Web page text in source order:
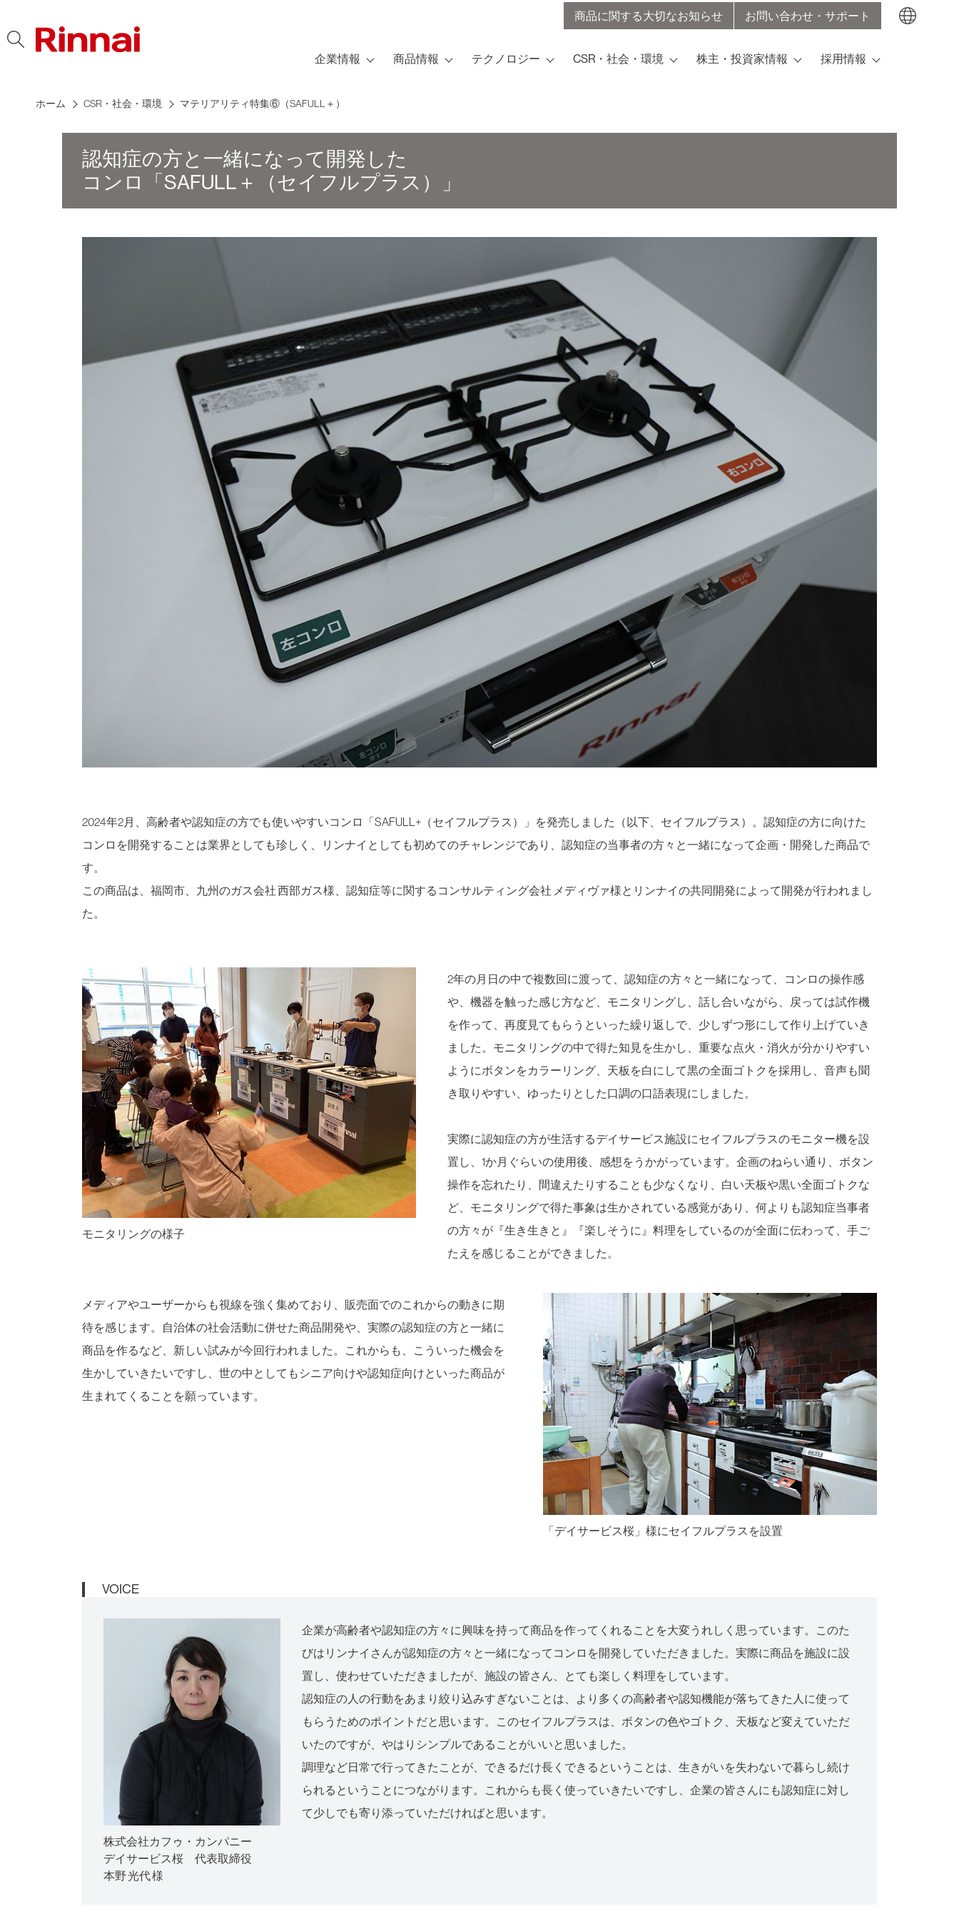
商品に関する大切なお知らせ お問い合わせ・サポート
企業情報 商品情報 テクノロジー CSR・社会・環境 株主・投資家情報 採用情報
ホーム CSR・社会・環境 マテリアリティ特集⑥（SAFULL＋）
認知症の方と一緒になって開発した
コンロ「SAFULL＋（セイフルプラス）」
2024年2月、高齢者や認知症の方でも使いやすいコンロ「SAFULL+（セイフルプラス）」を発売しました（以下、セイフルプラス）。認知症の方に向けた
コンロを開発することは業界としても珍しく、リンナイとしても初めてのチャレンジであり、認知症の当事者の方々と一緒になって企画・開発した商品で
す。
この商品は、福岡市、九州のガス会社 西部ガス様、認知症等に関するコンサルティング会社 メディヴァ様とリンナイの共同開発によって開発が行われまし
た。
2年の月日の中で複数回に渡って、認知症の方々と一緒になって、コンロの操作感
や、機器を触った感じ方など、モニタリングし、話し合いながら、戻っては試作機
を作って、再度見てもらうといった繰り返しで、少しずつ形にして作り上げていき
ました。モニタリングの中で得た知見を生かし、重要な点火・消火が分かりやすい
ようにボタンをカラーリング、天板を白にして黒の全面ゴトクを採用し、音声も聞
き取りやすい、ゆったりとした口調の口語表現にしました。
実際に認知症の方が生活するデイサービス施設にセイフルプラスのモニター機を設
置し、1か月ぐらいの使用後、感想をうかがっています。企画のねらい通り、ボタン
操作を忘れたり、間違えたりすることも少なくなり、白い天板や黒い全面ゴトクな
ど、モニタリングで得た事象は生かされている感覚があり、何よりも認知症当事者
の方々が『生き生きと』『楽しそうに』料理をしているのが全面に伝わって、手ご
たえを感じることができました。
モニタリングの様子
メディアやユーザーからも視線を強く集めており、販売面でのこれからの動きに期
待を感じます。自治体の社会活動に併せた商品開発や、実際の認知症の方と一緒に
商品を作るなど、新しい試みが今回行われました。これからも、こういった機会を
生かしていきたいですし、世の中としてもシニア向けや認知症向けといった商品が
生まれてくることを願っています。
「デイサービス桜」様にセイフルプラスを設置
VOICE
株式会社カフゥ・カンパニー
デイサービス桜 代表取締役
本野 光代 様
企業が高齢者や認知症の方々に興味を持って商品を作ってくれることを大変うれしく思っています。このた
びはリンナイさんが認知症の方々と一緒になってコンロを開発していただきました。実際に商品を施設に設
置し、使わせていただきましたが、施設の皆さん、とても楽しく料理をしています。
認知症の人の行動をあまり絞り込みすぎないことは、より多くの高齢者や認知機能が落ちてきた人に使って
もらうためのポイントだと思います。このセイフルプラスは、ボタンの色やゴトク、天板など変えていただ
いたのですが、やはりシンプルであることがいいと思いました。
調理など日常で行ってきたことが、できるだけ長くできるということは、生きがいを失わないで暮らし続け
られるということにつながります。これからも長く使っていきたいですし、企業の皆さんにも認知症に対し
て少しでも寄り添っていただければと思います。